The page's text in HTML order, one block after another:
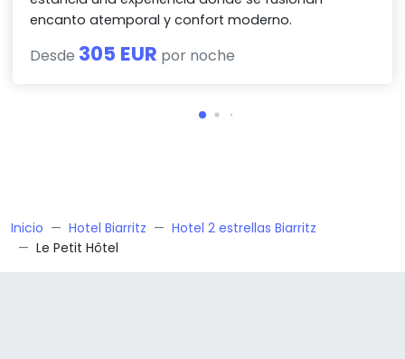
encanto atemporal y confort moderno.
Desde 305 EUR por noche
Inicio Hotel Biarritz
Hotel 2 estrellas Biarritz
Le Petit Hôtel